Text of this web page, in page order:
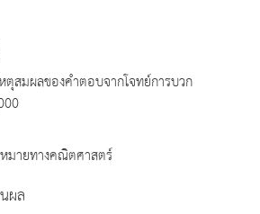
สมผลของคำตอบจากโจทย์การบวก
มายทางคณิตศาสตร์
ผล